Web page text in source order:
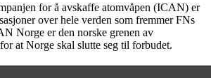
for å avskaffe atomvåpen (ICAN) er
over hele verden som fremmer FNs
Norge er den norske grenen av
at Norge skal slutte seg til forbudet.